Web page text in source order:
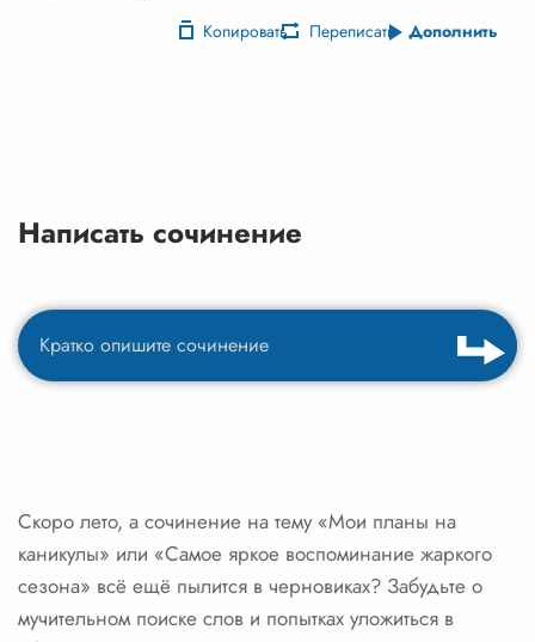
Копировать Переписать Дополнить
Написать сочинение
Скоро лето, а сочинение на тему «Мои планы на
каникулы» или «Самое яркое воспоминание жаркого
сезона» всё ещё пылится в черновиках? Забудьте о
мучительном поиске слов и попытках уложиться в